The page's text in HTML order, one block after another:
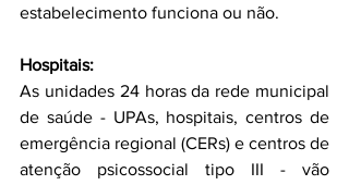
estabelecimento funciona ou não.
Hospitais:
As unidades 24 horas da rede municipal
de saúde - UPAs, hospitais, centros de
emergência regional (CERs) e centros de
atenção psicossocial tipo III - vão